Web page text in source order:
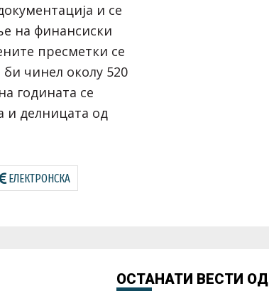
и се
на финансиски
пресметки се
би чинел околу 520
годината се
и делницата од
ЕЛЕКТРОНСКА
ОСТАНАТИ ВЕСТИ ОД